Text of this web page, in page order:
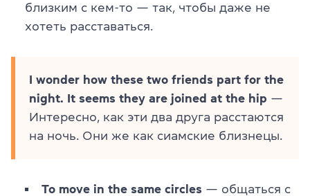
близким с кем-то — так, чтобы даже не
хотеть расставаться.
I wonder how these two friends part for the
night. It seems they are joined at the hip —
Интересно, как эти два друга расстаются
на ночь. Они же как сиамские близнецы.
To move in the same circles — общаться с